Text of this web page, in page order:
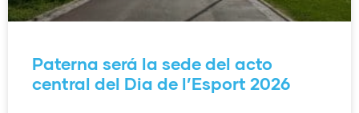
Paterna será la sede del acto
central del Dia de l’Esport 2026